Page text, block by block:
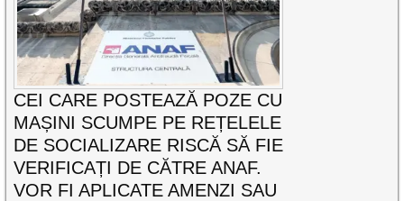
CEI CARE POSTEAZĂ POZE CU
MAȘINI SCUMPE PE REȚELELE
DE SOCIALIZARE RISCĂ SĂ FIE
VERIFICAȚI DE CĂTRE ANAF.
VOR FI APLICATE AMENZI SAU